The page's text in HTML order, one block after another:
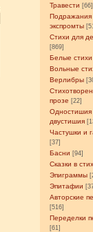
Травести [66]
Подражания
экспромты
Стихи для
[869]
Белые стихи
Вольные
Верлибры
прозе [22]
Одностишия
двустишия
Частушки и
[37]
Басни [94]
Сказки в
Эпиграммы
Эпитафии
Авторские
[516]
Переделки
[61]